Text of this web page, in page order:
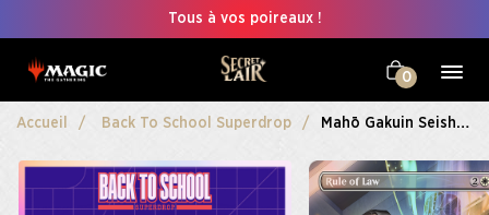
Tous à vos poireaux !
0
Accueil Back To School Superdrop Mahō Gakuin Seishun Hakusho — 魔法学院青春白書 Foil Edition